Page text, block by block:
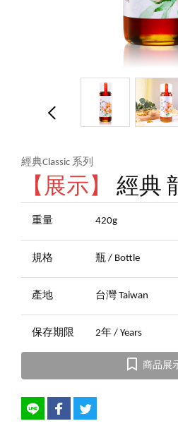
經典Classic 系列
【展示】 經典
重量 420g
規格 瓶 / Bottle
產地 台灣 Taiwan
保存期限 2年 / Years
商品展